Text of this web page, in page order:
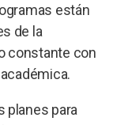
están
de la
constante con
planes para